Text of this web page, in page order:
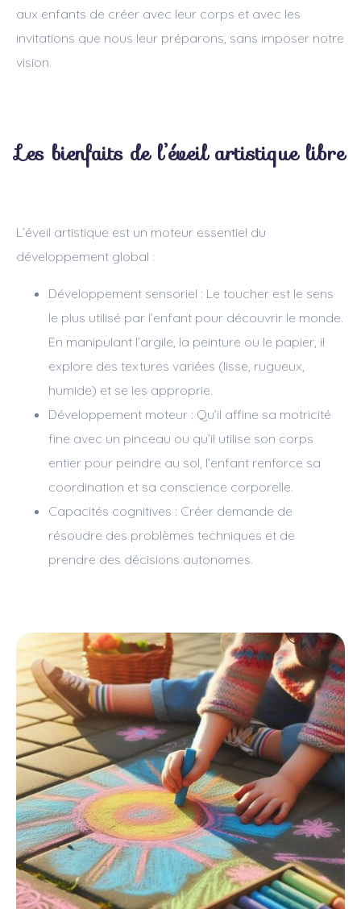
aux enfants de créer avec leur corps et avec les
invitations que nous leur préparons, sans imposer notre
vision.
Les bienfaits de l’éveil artistique libre
L’éveil artistique est un moteur essentiel du
développement global :
Développement sensoriel : Le toucher est le sens
le plus utilisé par l’enfant pour découvrir le monde.
En manipulant l’argile, la peinture ou le papier, il
explore des textures variées (lisse, rugueux,
humide) et se les approprie.
Développement moteur : Qu’il affine sa motricité
fine avec un pinceau ou qu’il utilise son corps
entier pour peindre au sol, l’enfant renforce sa
coordination et sa conscience corporelle.
Capacités cognitives : Créer demande de
résoudre des problèmes techniques et de
prendre des décisions autonomes.